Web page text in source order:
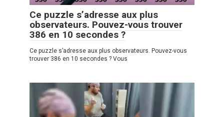
Ce puzzle s’adresse aux plus
observateurs. Pouvez-vous trouver
386 en 10 secondes ?
Ce puzzle s’adresse aux plus observateurs. Pouvez-vous
trouver 386 en 10 secondes ? Vous